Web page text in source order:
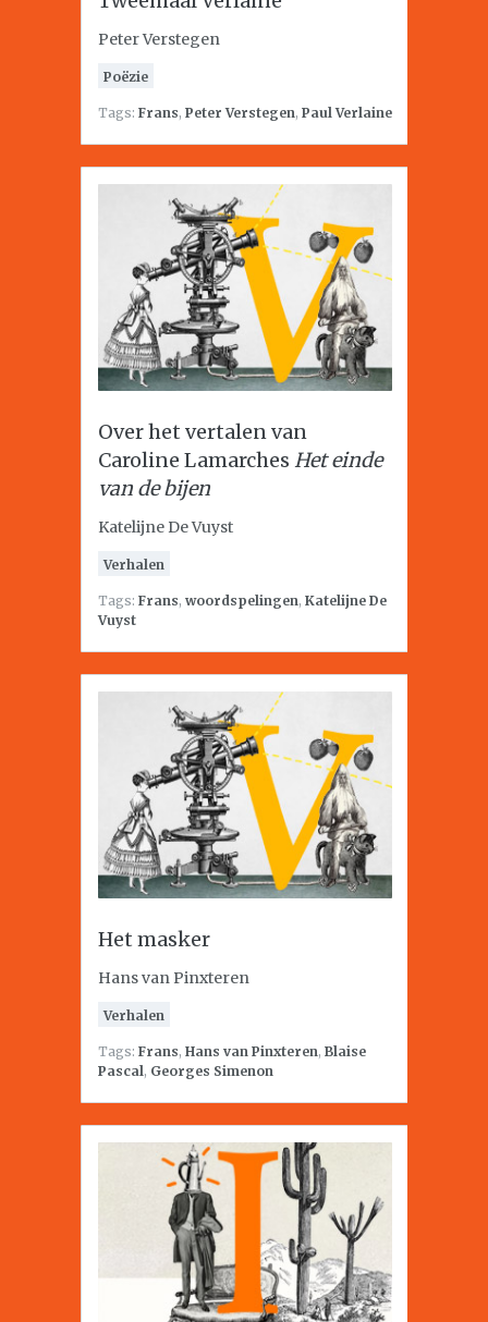
Peter Verstegen
Poëzie
Tags: Frans, Peter Verstegen, Paul Verlaine
Over het vertalen van
Caroline Lamarches Het einde
van de bijen
Katelijne De Vuyst
Verhalen
Tags: Frans, woordspelingen, Katelijne De
Vuyst
Het masker
Hans van Pinxteren
Verhalen
Tags: Frans, Hans van Pinxteren, Blaise
Pascal, Georges Simenon